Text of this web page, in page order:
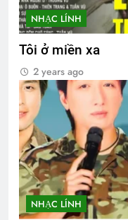
NHẠC LÍNH
Tôi ở miền xa
2 years ago
NHẠC LÍNH